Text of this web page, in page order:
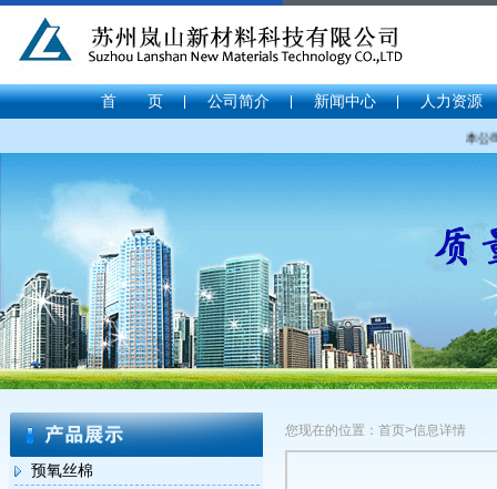
首 页 公司简介 新闻中心 人力资源
本公
预氧丝棉
您现在的位置：首页>信息详情